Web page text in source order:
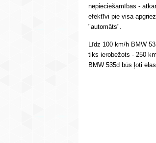
nepieciešamības -
efektīvi pie visa
"automāts".
Līdz 100 km/h BMW
tiks ierobežots - 250
BMW 535d būs ļoti